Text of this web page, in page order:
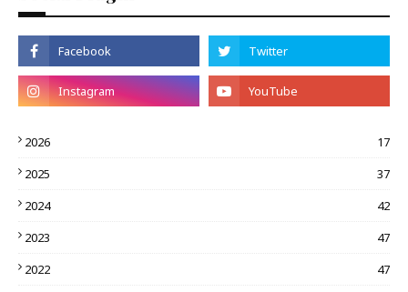
2026
17
2025
37
2024
42
2023
47
2022
47